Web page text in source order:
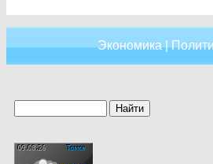
Экономика|